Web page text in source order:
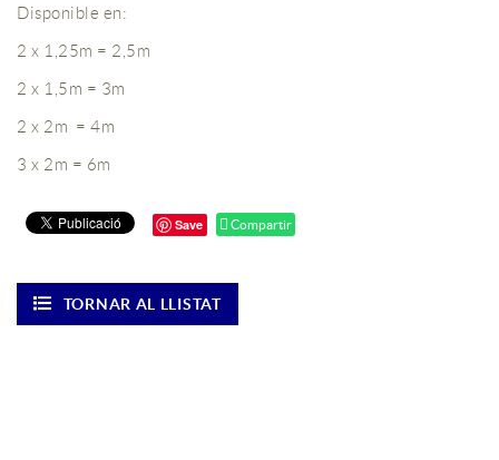
Disponible en:
2 x 1,25m = 2,5m
2 x 1,5m = 3m
2 x 2m = 4m
3 x 2m = 6m
Save Compartir
TORNAR AL LLISTAT